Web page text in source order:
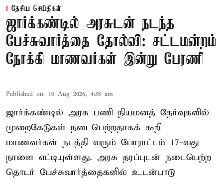
தேசிய செய்திகள்
ஜார்க்கண்டில் அரசுடன் நடந்த
பேச்சுவார்த்தை தோல்வி: சட்டமன்றம்
நோக்கி மாணவர்கள் இன்று பேரணி
Published on: 10 Aug 2026, 4:58 am
ஜார்க்கண்டில் அரசு பணி நியமனத் தேர்வுகளில்
முறைகேடுகள் நடைபெற்றதாகக் கூறி
மாணவர்கள் நடத்தி வரும் போராட்டம் 17-வது
நாளை எட்டியுள்ளது. அரசு தரப்புடன் நடைபெற்ற
தொடர் பேச்சுவார்த்தைகளில் உடன்பாடு